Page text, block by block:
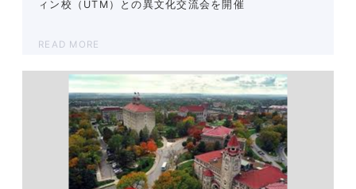
ィン校（UTM）との異文化交流会を開催
READ MORE